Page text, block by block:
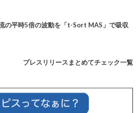
の平時5倍の波動を「t-Sort MAS」で吸収
プレスリリースまとめてチェック一覧